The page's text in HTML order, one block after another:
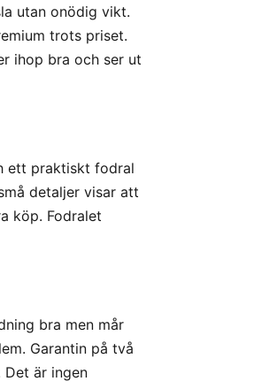
utan onödig vikt.
trots priset.
ihop bra och ser ut
ett praktiskt fodral
detaljer visar att
köp. Fodralet
bra men mår
Garantin på två
är ingen